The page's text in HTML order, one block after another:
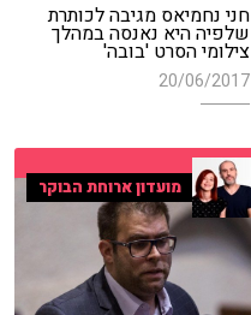
חני נחמיאס מגיבה לכותרת
שלפיה היא נאנסה במהלך
צילומי הסרט 'בובה'
20/06/2017
מועדון ארוחת הבוקר